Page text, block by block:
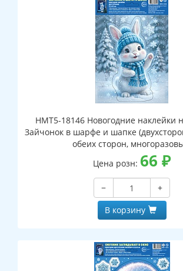
НМТ5-18146 Новогодние наклейки
Зайчонок в шарфе и шапке
обеих сторон,
Цена розн: 66 ₽
−
+
В корзину